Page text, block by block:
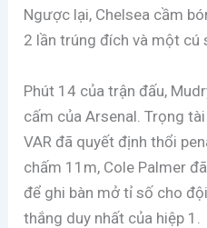
Ngược lại, Chelsea cầm
2 lần trúng đích và một cú
Phút 14 của trận đấu,
cấm của Arsenal. Trọng
VAR đã quyết định thổi
chấm 11m, Cole Palmer
để ghi bàn mở tỉ số cho
thắng duy nhất của hiệp 1.